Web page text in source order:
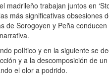
trabajan juntos en
más significativas
Sorogoyen y Peña
político y en la siguiente se
y a la descomposición de
el olor a podrido.